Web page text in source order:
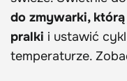
do zmywarki,
pralki i ustawić
temperaturze.